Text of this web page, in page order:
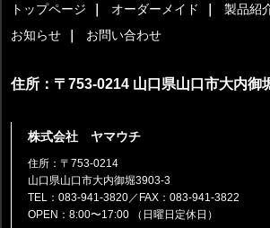
トップページ オーダーメイド 製品紹
お知らせ
お問い合わせ
住所：〒753-0214 山口県山口市大内御
株式会社 ヤマウチ
住所：〒753-0214
山口県山口市大内御堀3903-3
TEL：083-941-3820 ／FAX：083-941-3822
OPEN：8:00〜17:00 （日曜日定休日）